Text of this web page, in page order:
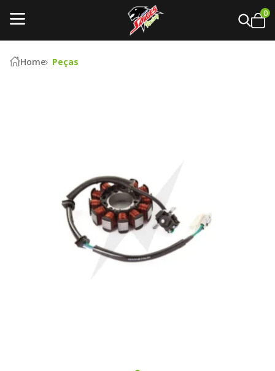
0
Home Peças